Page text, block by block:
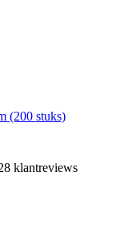
(200 stuks)
klantreviews